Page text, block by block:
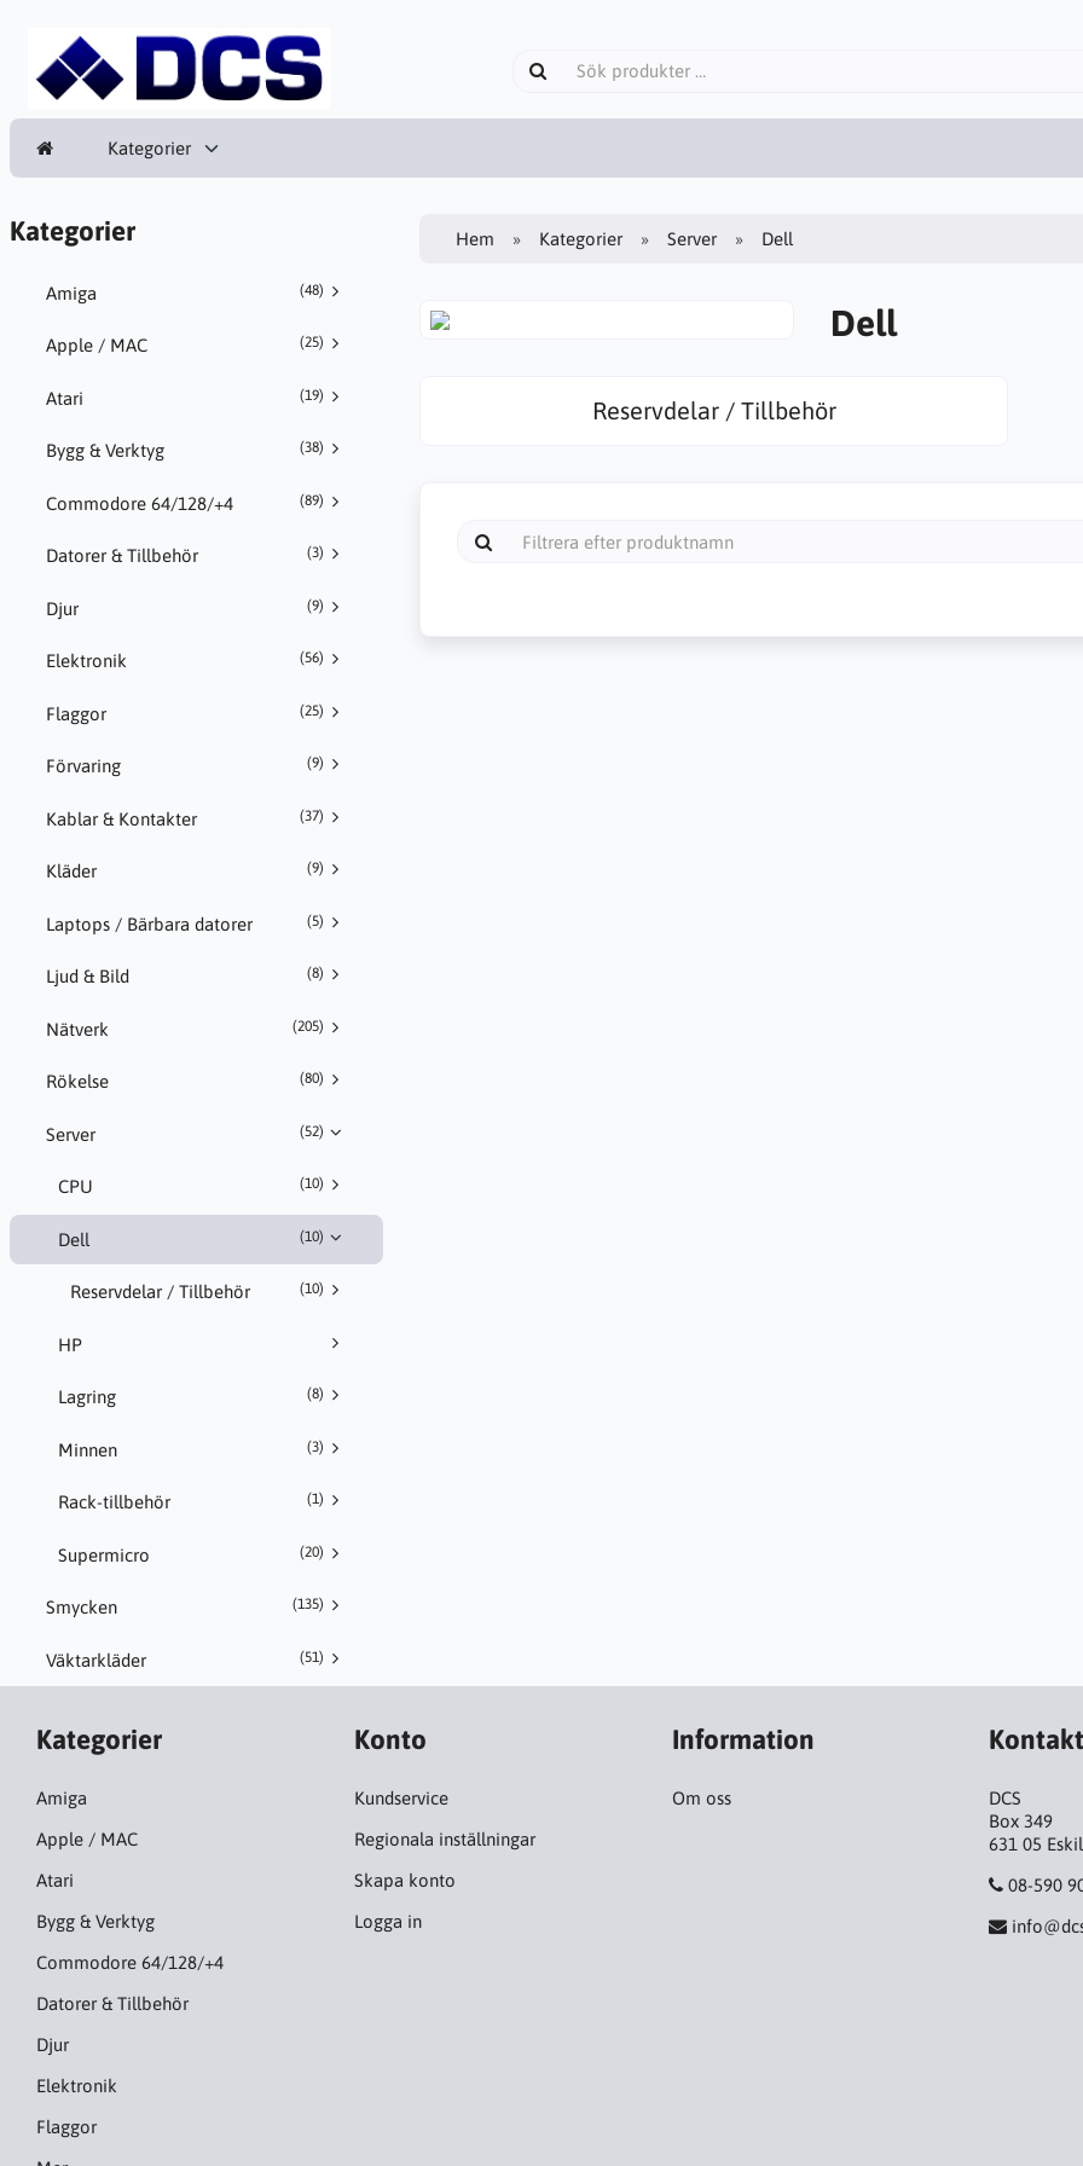
Kategorier
Kategorier
Amiga (48)
Apple / MAC (25)
Atari (19)
Bygg & Verktyg (38)
Commodore 64/128/+4 (89)
Datorer & Tillbehör (3)
Djur (9)
Elektronik (56)
Flaggor (25)
Förvaring (9)
Kablar & Kontakter (37)
Kläder (9)
Laptops / Bärbara datorer (5)
Ljud & Bild (8)
Nätverk (205)
Rökelse (80)
Server (52)
CPU (10)
Dell (10)
Reservdelar / Tillbehör (10)
HP
Lagring (8)
Minnen (3)
Rack-tillbehör (1)
Supermicro (20)
Smycken (135)
Väktarkläder (51)
Hem Kategorier Server Dell
Dell
Reservdelar / Tillbehör
Kategorier
Amiga
Apple / MAC
Atari
Bygg & Verktyg
Commodore 64/128/+4
Datorer & Tillbehör
Djur
Elektronik
Flaggor
Konto
Kundservice
Regionala inställningar
Skapa konto
Logga in
Information
Om oss
Kontakt
DCS
Box 349
631 05
08-590